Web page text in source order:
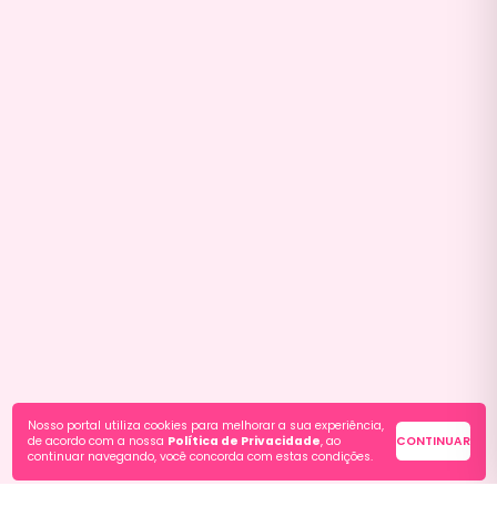
Nosso portal utiliza cookies para melhorar a sua experiência,
de acordo com a nossa Política de Privacidade, ao
continuar navegando, você concorda com estas condições.
CONTINUAR